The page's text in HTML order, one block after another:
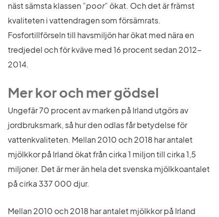
näst sämsta klassen ”poor” ökat. Och det är främst
kvaliteten i vattendragen som försämrats.
Fosfortillförseln till havsmiljön har ökat med nära en
tredjedel och för kväve med 16 procent sedan 2012-
2014.
Mer kor och mer gödsel
Ungefär 70 procent av marken på Irland utgörs av
jordbruksmark, så hur den odlas får betydelse för
vattenkvaliteten. Mellan 2010 och 2018 har antalet
mjölkkor på Irland ökat från cirka 1 miljon till cirka 1,5
miljoner. Det är mer än hela det svenska mjölkkoantalet
på cirka 337 000 djur.
Mellan 2010 och 2018 har antalet mjölkkor på Irland